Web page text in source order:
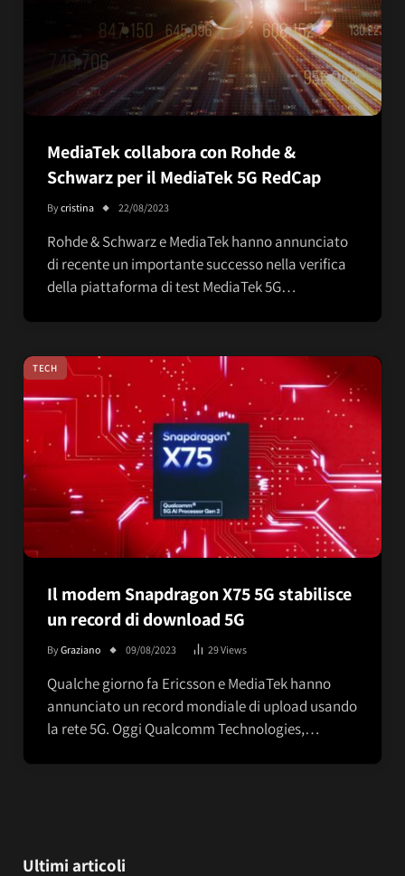
MediaTek collabora con Rohde &
Schwarz per il MediaTek 5G RedCap
Bycristina 22/08/2023
Rohde & Schwarz e MediaTek hanno annunciato
di recente un importante successo nella verifica
della piattaforma di test MediaTek 5G…
TECH
Il modem Snapdragon X75 5G stabilisce
un record di download 5G
ByGraziano 09/08/2023 29Views
Qualche giorno fa Ericsson e MediaTek hanno
annunciato un record mondiale di upload usando
la rete 5G. Oggi Qualcomm Technologies,…
Ultimi articoli